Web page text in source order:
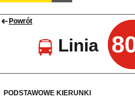
Powrót
Linia
PODSTAWOWE KIERUNKI